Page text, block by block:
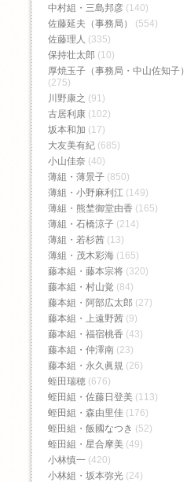
中村組・三島邦彦 (140)
佐藤延夫（事務局）
(554)
佐藤理人 (335)
保持壮太郎 (10)
厚焼玉子（事務局・中山佐知子）
(275)
川野康之 (91)
古居利康 (102)
坂本和加 (17)
大友美有紀 (685)
小山佳奈 (40)
薄組・薄景子 (850)
薄組・小野麻利江 (149)
薄組・熊埜御堂由香 (165)
薄組・石橋涼子 (214)
薄組・若杉茜 (13)
薄組・茂木彩海 (165)
藤本組・藤本宗将 (320)
藤本組・村山覚 (84)
藤本組・阿部広太郎 (27)
藤本組・上遠野茜 (9)
藤本組・福宿桃香‬ (43)
藤本組・仲澤南 (23)
藤本組・永久眞規 (26)
蛭田瑞穂 (676)
蛭田組・佐藤日登美 (113)
蛭田組・森由里佳 (176)
蛭田組・飯國なつき (52)
蛭田組・星合摩美 (49)
小林慎一 (420)
小林組・坂本弥光 (24)